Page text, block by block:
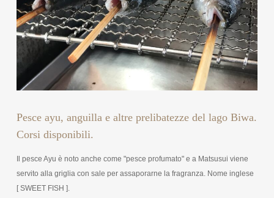
Pesce ayu, anguilla e altre prelibatezze del lago Biwa.
Corsi disponibili.
Il pesce Ayu è noto anche come "pesce profumato" e a Matsusui viene
servito alla griglia con sale per assaporarne la fragranza. Nome inglese
[ SWEET FISH ].